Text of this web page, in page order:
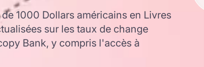
1000 Dollars américains en Livres
sur les taux de change
Bank, y compris l'accès à